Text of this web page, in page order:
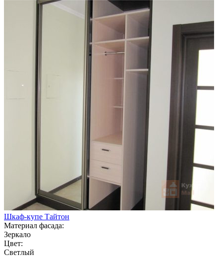
Шкаф-купе Тайтон
Материал фасада:
Зеркало
Цвет:
Светлый